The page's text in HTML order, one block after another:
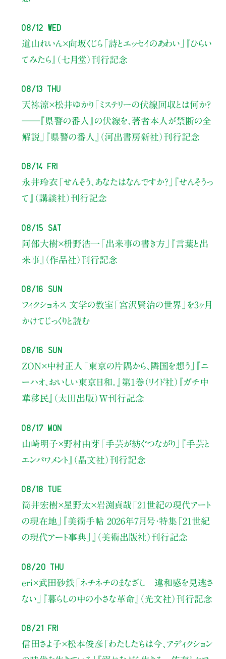
08/12 Wed
道山れいん×向坂くじら 「詩とエッセイのあわい」
『ひらい
てみたら』（七月堂）刊行記念
08/13 Thu
天祢涼×松井ゆかり 「ミステリーの伏線回収とは何か？
――『県警の番人』の伏線を、著者本人が禁断の全
解説」
『県警の番人』（河出書房新社）刊行記念
08/14 Fri
永井玲衣 「せんそう、あなたはなんですか？」
『せんそうっ
て』（講談社）刊行記念
08/15 Sat
阿部大樹×枡野浩一 「出来事の書き方」
『言葉と出
来事』（作品社）刊行記念
08/16 Sun
フィクショネス 文学の教室 「宮沢賢治の世界」を3ヶ月
かけてじっくりと読む
08/16 Sun
ZON×中村正人 「東京の片隅から、隣国を想う」
『ニ
ーハオ、おいしい東京日和。』第1巻（リイド社）
『ガチ中
華移民』（太田出版）W刊行記念
08/17 Mon
山崎明子×野村由芽 「手芸が紡ぐつながり」
『手芸と
エンパワメント』（晶文社）刊行記念
08/18 Tue
筒井宏樹×星野太×岩渕貞哉 「21世紀の現代アート
の現在地」
『美術手帖 2026年7月号・特集「21世紀
の現代アート事典」』（美術出版社）刊行記念
08/20 Thu
eri×武田砂鉄「ネチネチのまなざし 違和感を見逃さ
ない」
『暮らしの中の小さな革命』（光文社）刊行記念
08/21 Fri
信田さよ子×松本俊彦 「わたしたちは今、アディクション